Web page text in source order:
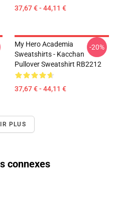
37,67 € - 44,11 €
My Hero Academia
Sweatshirts - Kacchan
Pullover Sweatshirt RB2212
37,67 € - 44,11 €
-20%
PLUS
connexes